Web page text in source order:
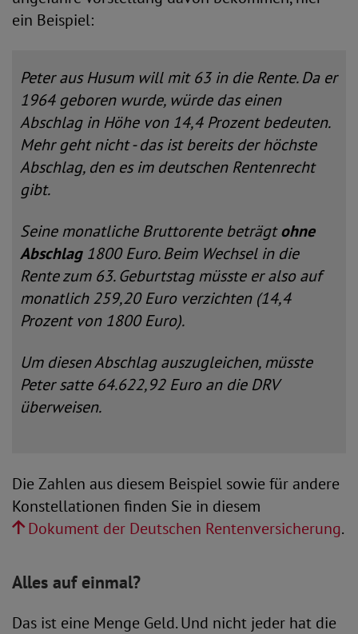
ein Beispiel:
Peter aus Husum will mit 63 in die Rente. Da er
1964 geboren wurde, würde das einen
Abschlag in Höhe von 14,4 Prozent bedeuten.
Mehr geht nicht - das ist bereits der höchste
Abschlag, den es im deutschen Rentenrecht
gibt.
Seine monatliche Bruttorente beträgtohne
Abschlag1800 Euro. Beim Wechsel in die
Rente zum 63. Geburtstag müsste er also auf
monatlich 259,20 Euro verzichten (14,4
Prozent von 1800 Euro).
Um diesen Abschlag auszugleichen, müsste
Peter satte 64.622,92 Euro an die DRV
überweisen.
Die Zahlen aus diesem Beispiel sowie für andere
Konstellationen finden Sie in diesem
Dokument der Deutschen Rentenversicherung.
Alles auf einmal?
Das ist eine Menge Geld. Und nicht jeder hat die